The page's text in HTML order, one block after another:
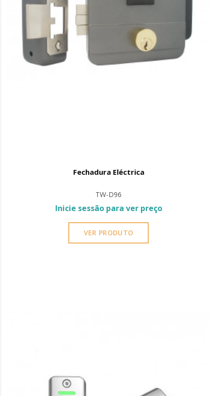
Fechadura Eléctrica
TW-D96
Inicie sessão para ver preço
VER PRODUTO